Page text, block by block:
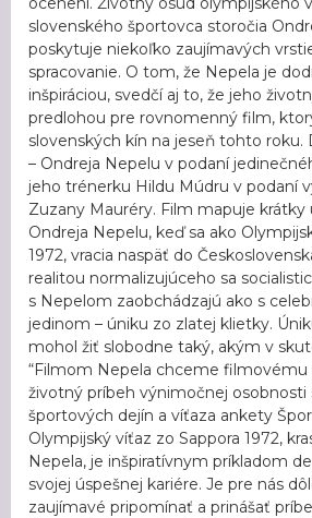
slovenského športovca storočia
poskytuje niekoľko zaujímavých
spracovanie. O tom, že Nepela je
inšpiráciou, svedčí aj to, že jeho
predlohou pre rovnomenný film,
slovenských kín na jeseň tohto roku.
– Ondreja Nepelu v podaní
jeho trénerku Hildu Múdru v podaní
Zuzany Mauréry. Film mapuje krátky
Ondreja Nepelu, keď sa ako
1972, vracia naspäť do
realitou normalizujúceho sa
s Nepelom zaobchádzajú ako s
jedinom – úniku zo zlatej klietky.
mohol žiť slobodne taký, akým v
“Filmom Nepela chceme filmovému
životný príbeh výnimočnej osobnosti
športových dejín a víťaza ankety
Olympijský víťaz zo Sappora 1972,
Nepela, je inšpiratívnym príkladom
svojej úspešnej kariére. Je pre nás
zaujímavé pripomínať a prinášať